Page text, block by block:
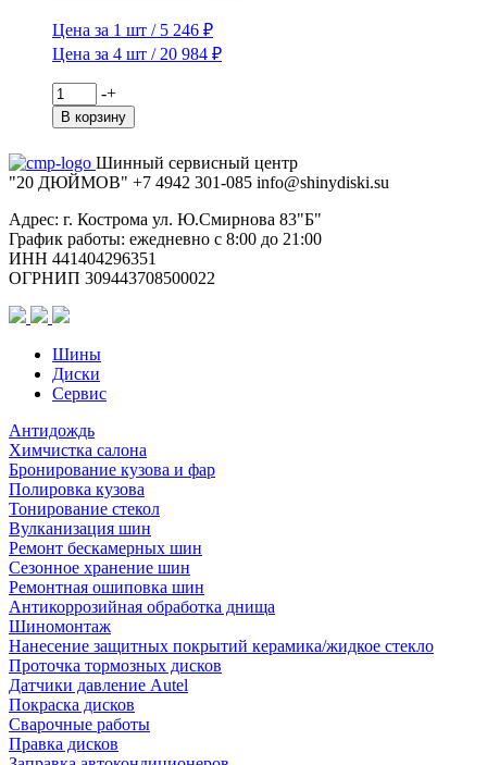
Цена за 1 шт / 5 246 ₽
Цена за 4 шт / 20 984 ₽
Количество
товара
Viatti
88T
Brina
V-
522
TL
(шип.)
-+
В корзину
Шинный сервисный центр
"20 ДЮЙМОВ" +7 4942 301-085 info@shinydiski.su
Адрес: г. Кострома ул. Ю.Смирнова 83"Б"
График работы: ежедневно с 8:00 до 21:00
ИНН 441404296351
ОГРНИП 309443708500022
Шины
Диски
Сервис
Антидождь
Химчистка салона
Бронирование кузова и фар
Полировка кузова
Тонирование стекол
Вулканизация шин
Ремонт бескамерных шин
Сезонное хранение шин
Ремонтная ошиповка шин
Антикоррозийная обработка днища
Шиномонтаж
Нанесение защитных покрытий керамика/жидкое стекло
Проточка тормозных дисков
Датчики давление Autel
Покраска дисков
Сварочные работы
Правка дисков